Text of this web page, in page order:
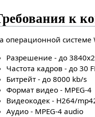
к
операционной системе
Разрешение - до
Частота кадров - до 30
Битрейт - до 8000 kb/s
Формат видео - MPEG-4
Видеокодек - H264/
Аудио - MPEG-4 audio